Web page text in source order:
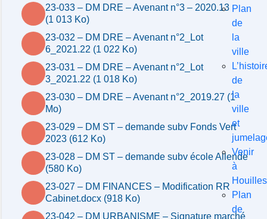
Plan
de
la
ville
de
la
ville
et
Venir
à
Houilles
Plan
de
23-033 – DM DRE – Avenant n°3 – 2020.13
(1 013 Ko)
23-032 – DM DRE – Avenant n°2_Lot
6_2021.22 (1 022 Ko)
23-031 – DM DRE – Avenant n°2_Lot
3_2021.22 (1 018 Ko)
23-030 – DM DRE – Avenant n°2_2019.27 (1
Mo)
23-029 – DM ST – demande subv Fonds Vert
2023 (612 Ko)
23-028 – DM ST – demande subv école Allende
(580 Ko)
23-027 – DM FINANCES – Modification RR
Cabinet.docx (918 Ko)
23-042 – DM URBANISME – Signature marché